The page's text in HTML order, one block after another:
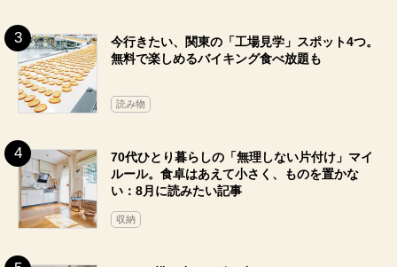
今行きたい、関東の「工場見学」スポット4つ。
無料で楽しめるバイキング食べ放題も
読み物
70代ひとり暮らしの「無理しない片付け」マイ
ルール。食卓はあえて小さく、ものを置かな
い：8月に読みたい記事
収納